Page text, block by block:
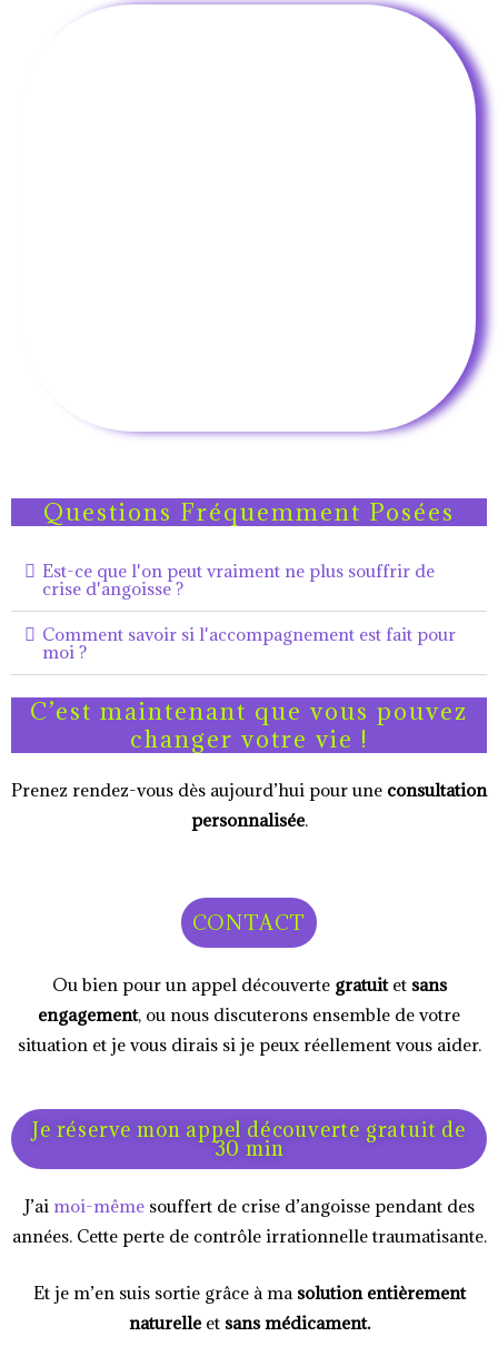
Questions Fréquemment Posées
Est-ce que l'on peut vraiment ne plus souffrir de
crise d'angoisse ?
Comment savoir si l'accompagnement est fait pour
moi ?
C’est maintenant que vous pouvez
changer votre vie !
Prenez rendez-vous dès aujourd’hui pour une consultation
personnalisée.
CONTACT
Ou bien pour un appel découverte gratuitet sans
engagement, ou nous discuterons ensemble de votre
situation et je vous dirais si je peux réellement vous aider.
Je réserve mon appel découverte gratuit de
30 min
J’ai moi-mêmesouffert de crise d’angoisse pendant des
années. Cette perte de contrôle irrationnelle traumatisante.
Et je m’en suis sortie grâce à ma solution entièrement
naturelleet sans médicament.